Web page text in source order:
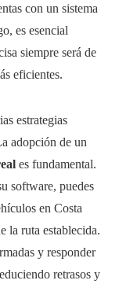
con un sistema
es esencial
siempre será de
eficientes.
estrategias
adopción de un
es fundamental.
software, puedes
en Costa
la ruta establecida.
y responder
retrasos y